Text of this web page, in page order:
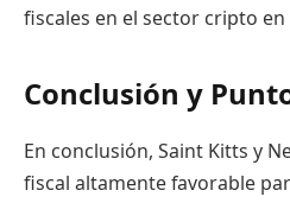
fiscales en el sector cripto
Conclusión y
En conclusión, Saint Kitts y
fiscal altamente favorable